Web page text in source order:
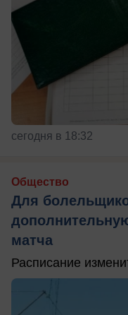
сегодня в 18:32
Общество
Для
матча
Расписание